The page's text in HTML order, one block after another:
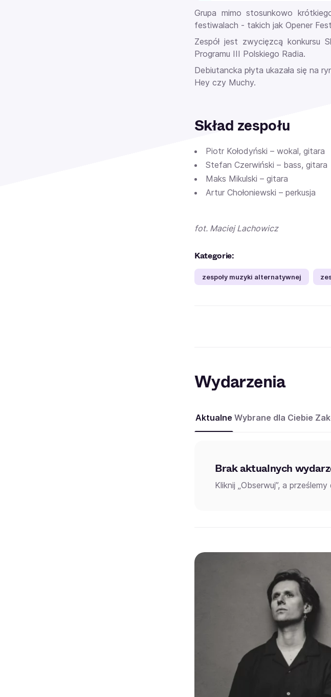
Grupa mimo stosunkowo
festiwalach - takich jak Opener
Zespół jest zwycięzcą konkursu
Programu III Polskiego Radia.
Debiutancka płyta ukazała się na
Hey czy Muchy.
Skład zespołu
Piotr Kołodyński – wokal, gitara
Stefan Czerwiński – bass, gitara
Maks Mikulski – gitara
Artur Chołoniewski – perkusja
fot. Maciej Lachowicz
Kategorie:
zespoły muzyki alternatywnej
Wydarzenia
Aktualne Wybrane dla Ciebie
Brak aktualnych
Kliknij „Obserwuj”, a